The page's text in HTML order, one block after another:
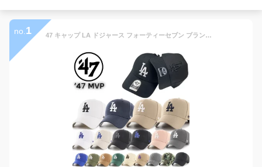
no. 1 47 キャップ LA ドジャース フォーティーセブン ブランド 帽子 野球チーム MVP12WBV 帽子 MLB メンズ レディース ベースボールキャップ 47BRAND DODGERS MVP